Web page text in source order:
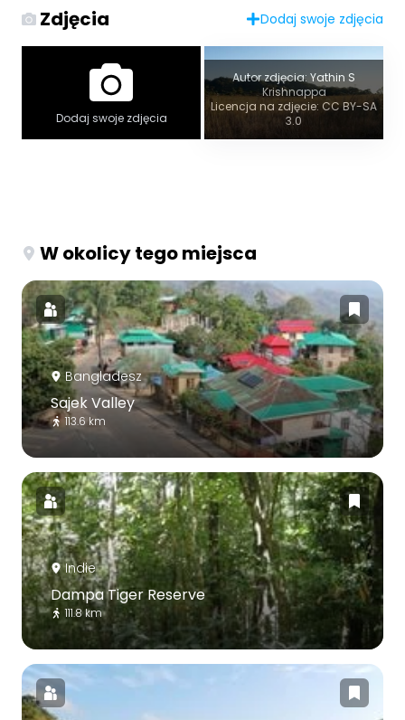
Zdjęcia Dodaj swoje zdjęcia
Dodaj swoje zdjęcia
Autor zdjęcia: Yathin S
Krishnappa
Licencja na zdjęcie: CC BY-SA
3.0
W okolicy tego miejsca
Bangladesz
Sajek Valley
113.6 km
Indie
Dampa Tiger Reserve
111.8 km